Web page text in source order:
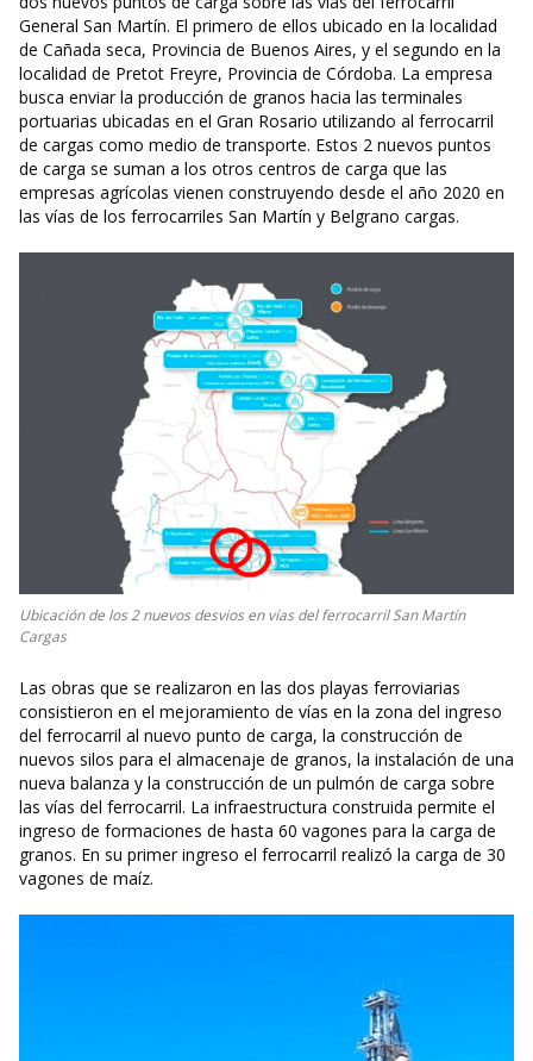
General San Martín. El primero de ellos ubicado en la localidad
de Cañada seca, Provincia de Buenos Aires, y el segundo en la
localidad de Pretot Freyre, Provincia de Córdoba. La empresa
busca enviar la producción de granos hacia las terminales
portuarias ubicadas en el Gran Rosario utilizando al ferrocarril
de cargas como medio de transporte. Estos 2 nuevos puntos
de carga se suman a los otros centros de carga que las
empresas agrícolas vienen construyendo desde el año 2020 en
las vías de los ferrocarriles San Martín y Belgrano cargas.
Ubicación de los 2 nuevos desvios en vías del ferrocarril San Martín
Cargas
Las obras que se realizaron en las dos playas ferroviarias
consistieron en el mejoramiento de vías en la zona del ingreso
del ferrocarril al nuevo punto de carga, la construcción de
nuevos silos para el almacenaje de granos, la instalación de una
nueva balanza y la construcción de un pulmón de carga sobre
las vías del ferrocarril. La infraestructura construida permite el
ingreso de formaciones de hasta 60 vagones para la carga de
granos. En su primer ingreso el ferrocarril realizó la carga de 30
vagones de maíz.